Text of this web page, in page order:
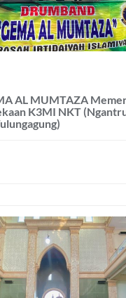
AL MUMTAZA
K3MI NKT